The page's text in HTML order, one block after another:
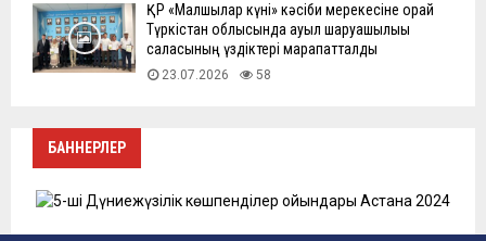
ҚР «Малшылар күні» кәсіби мерекесіне орай
Түркістан облысында ауыл шаруашылығы
саласының үздіктері марапатталды
23.07.2026 58
БАННЕРЛЕР